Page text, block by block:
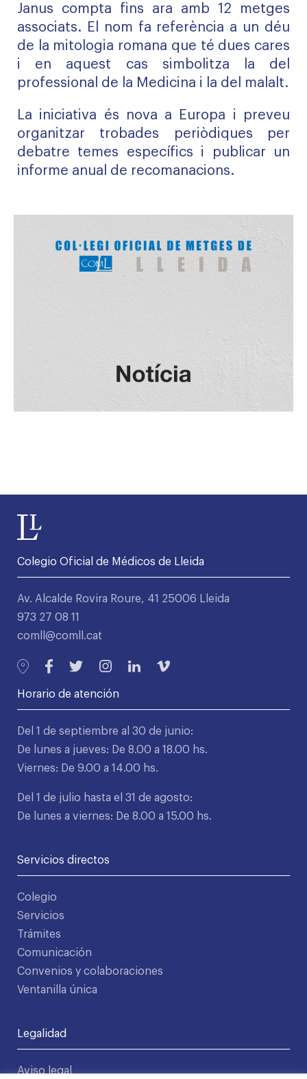
Janus compta fins ara amb 12 metges
associats. El nom fa referència a un déu
de la mitologia romana que té dues cares
i en aquest cas simbolitza la del
professional de la Medicina i la del malalt.
La iniciativa és nova a Europa i preveu
organitzar trobades periòdiques per
debatre temes específics i publicar un
informe anual de recomanacions.
Colegio Oficial de Médicos de Lleida
Av. Alcalde Rovira Roure, 41 25006 Lleida
973 27 08 11
comll@comll.cat
Horario de atención
Del 1 de septiembre al 30 de junio:
De lunes a jueves: De 8.00 a 18.00 hs.
Viernes: De 9.00 a 14.00 hs.
Del 1 de julio hasta el 31 de agosto:
De lunes a viernes: De 8.00 a 15.00 hs.
Servicios directos
Colegio
Servicios
Trámites
Comunicación
Convenios y colaboraciones
Ventanilla única
Legalidad
Aviso legal